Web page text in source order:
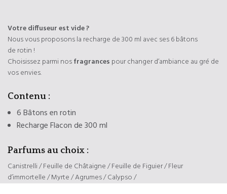
Votre diffuseur est vide ?
Nous vous proposons la recharge de 300 ml avec ses 6 bâtons
de rotin !
Choisissez parmi nosfragrances pour changer d’ambiance au gré de
vos envies.
Contenu :
6 Bâtons en rotin
Recharge Flacon de 300 ml
Parfums au choix :
Canistrelli / Feuille de Châtaigne / Feuille de Figuier / Fleur
d’immortelle / Myrte / Agrumes / Calypso /